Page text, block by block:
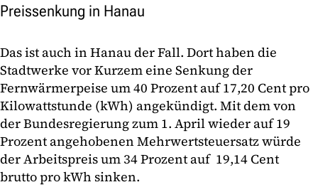
Preissenkung in Hanau
Das ist auch in Hanau der Fall. Dort haben die
Stadtwerke vor Kurzem eine Senkung der
Fernwärmerpeise um 40 Prozent auf 17,20 Cent pro
Kilowattstunde (kWh) angekündigt. Mit dem von
der Bundesregierung zum 1. April wieder auf 19
Prozent angehobenen Mehrwertsteuersatz würde
der Arbeitspreis um 34 Prozent auf 19,14 Cent
brutto pro kWh sinken.